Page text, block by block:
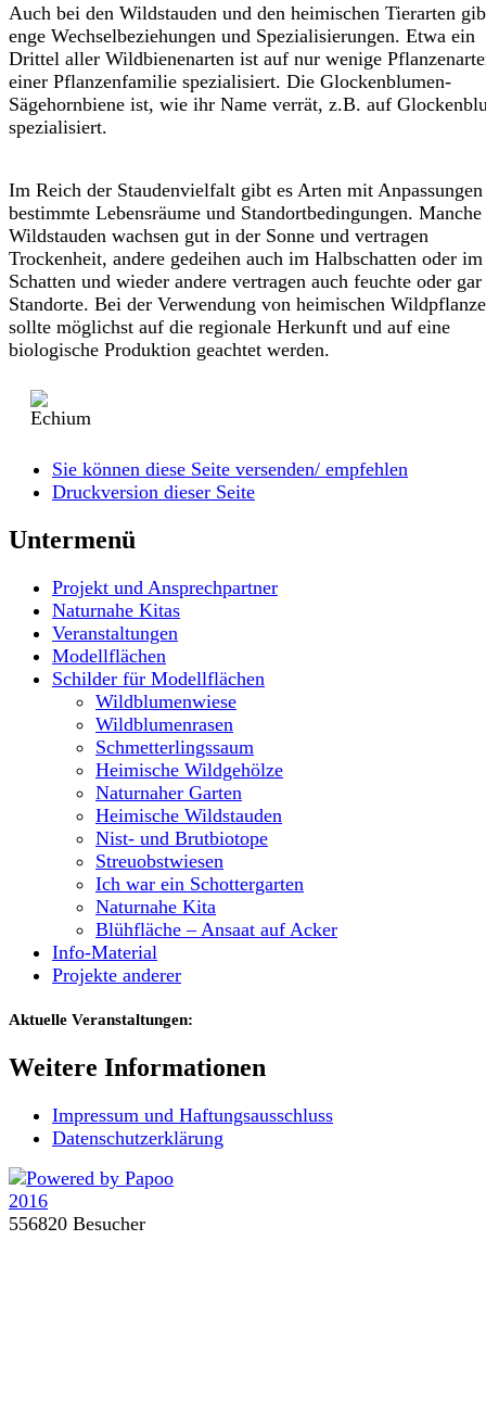
Auch bei den Wildstauden und den heimischen Tierarten
enge Wechselbeziehungen und Spezialisierungen. Etwa ein
Drittel aller Wildbienenarten ist auf nur wenige
einer Pflanzenfamilie spezialisiert. Die Glockenblumen-
Sägehornbiene ist, wie ihr Name verrät, z.B. auf
spezialisiert.
Im Reich der Staudenvielfalt gibt es Arten mit Anpassungen
bestimmte Lebensräume und Standortbedingungen. Manche
Wildstauden wachsen gut in der Sonne und vertragen
Trockenheit, andere gedeihen auch im Halbschatten oder im
Schatten und wieder andere vertragen auch feuchte oder gar
Standorte. Bei der Verwendung von heimischen
sollte möglichst auf die regionale Herkunft und auf eine
biologische Produktion geachtet werden.
Sie können diese Seite versenden/ empfehlen
Druckversion dieser Seite
Untermenü
Projekt und Ansprechpartner
Naturnahe Kitas
Veranstaltungen
Modellflächen
Schilder für Modellflächen
Wildblumenwiese
Wildblumenrasen
Schmetterlingssaum
Heimische Wildgehölze
Naturnaher Garten
Heimische Wildstauden
Nist- und Brutbiotope
Streuobstwiesen
Ich war ein Schottergarten
Naturnahe Kita
Blühfläche – Ansaat auf Acker
Info-Material
Projekte anderer
Aktuelle Veranstaltungen:
Weitere Informationen
Impressum und Haftungsausschluss
Datenschutzerklärung
556820 Besucher